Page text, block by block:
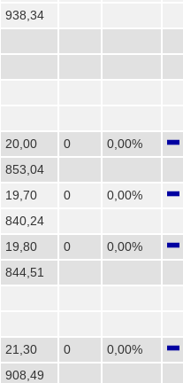
938,34
20,00 0
0,00%
853,04
19,70 0
0,00%
840,24
19,80 0
0,00%
844,51
21,30 0
0,00%
908,49